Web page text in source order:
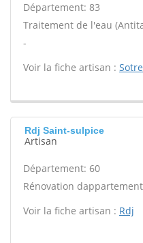
Département: 83
Traitement de l'eau
-
Voir la fiche artisan :
Rdj Saint-sulpice
Artisan
Département: 60
Rénovation
Voir la fiche artisan : Rdj